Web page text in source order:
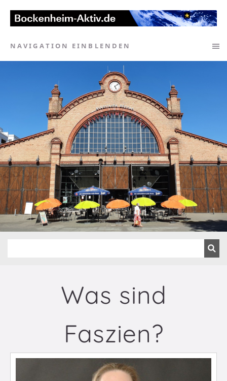
NAVIGATION EINBLENDEN
Was sind
Faszien?